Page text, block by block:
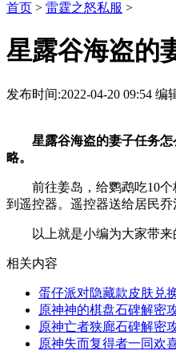
首页 > 雷霆之怒私服 >
星露谷海盗的
发布时间:2022-04-20 09:54 编
星露谷海盗的妻子任务怎
略。
前往姜岛，给鹦鹉吃10个
到遥控器。遥控器送给居民
以上就是小编为大家带来的
相关内容
蛋仔派对隐藏款皮肤兑
原神神的棋盘石碑解密
原神亡者狭廊石碑解密
原神失而复得者一同欢